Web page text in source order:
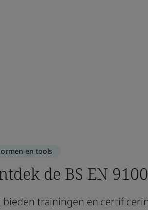
en tools
de BS EN
bieden trainingen en